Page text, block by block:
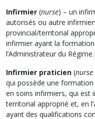
Infirmier (nurse) – un
autorisés ou autre
provincial/territorial
infirmier ayant la formation
l’Administrateur du Régime.
Infirmier praticien (
qui possède une
en soins infirmiers, qui est
territorial approprié et, en
ayant des qualifications